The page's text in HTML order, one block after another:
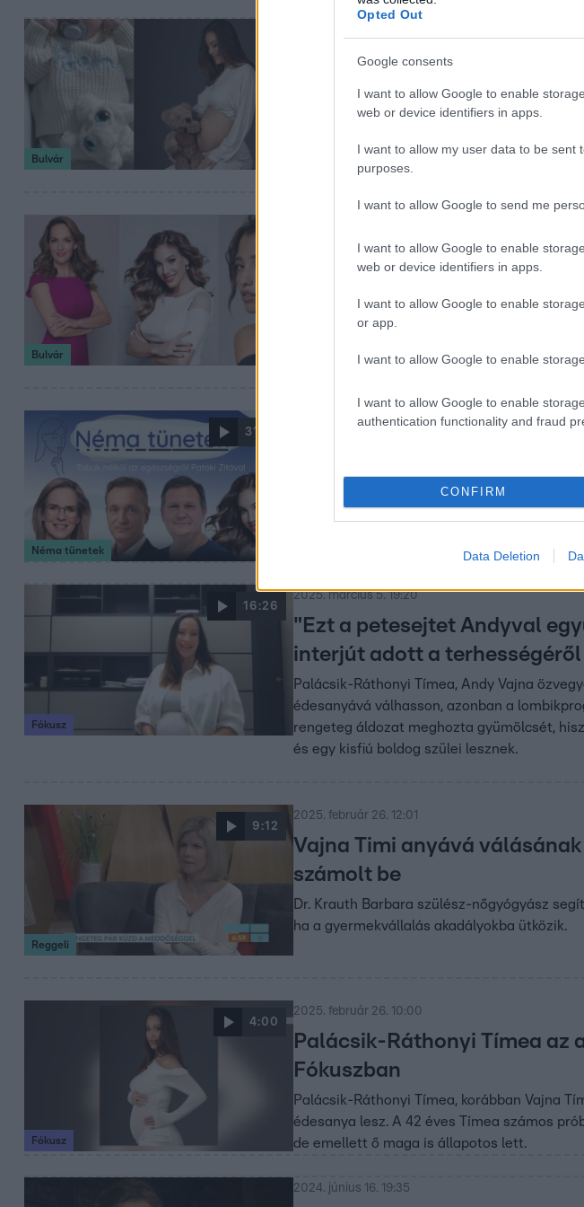
Opted Out
Google consents
I want to allow Google to enable
web or device identifiers in apps.
I want to allow my user data to be sent
purposes.
I want to allow Google to send me
I want to allow Google to enable
web or device identifiers in apps.
I want to allow Google to enable
or app.
I want to allow Google to enable
I want to allow Google to enable
authentication functionality and fraud
CONFIRM
Data Deletion
Bulvár
Megszületett Vajna Timi
Palácsik-Ráthonyi Tímea, vagy ahogyan
sors pedig most mindent bepótol egyszerre
Bulvár
3 magyar sztár, akinek a
Heer Orsolya, Schóbert Lara és Palácsik-
31:24
Néma tünetek
2025. április 25. 12:07
Hogyan adhat reményt
meg Pataki Zita új műsorát
Ráthonyi-Palácsik Tímea tabuk nélkül
16:26
Fókusz
2025. március 5. 19:20
"Ezt a petesejtet Andyval
interjút adott a terhességéről
Palácsik-Ráthonyi Tímea, Andy Vajna
édesanyává válhasson, azonban a
rengeteg áldozat meghozta gyümölcsét,
és egy kisfiú boldog szülei lesznek.
9:12
Reggeli
2025. február 26. 12:01
Vajna Timi anyává
számolt be
Dr. Krauth Barbara szülész-nőgyógyász
ha a gyermekvállalás akadályokba ütközik.
4:00
Fókusz
2025. február 26. 10:00
Palácsik-Ráthonyi Tímea az
Fókuszban
Palácsik-Ráthonyi Tímea, korábban Vajna
édesanya lesz. A 42 éves Tímea számos
de emellett ő maga is állapotos lett.
2024. június 16. 19:35